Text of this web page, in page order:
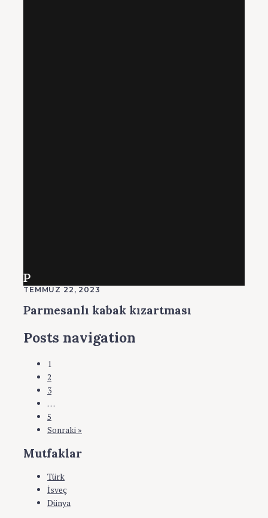
P
TEMMUZ 22, 2023
Parmesanlı kabak kızartması
Posts navigation
1
2
3
…
5
Sonraki »
Mutfaklar
Türk
İsveç
Dünya